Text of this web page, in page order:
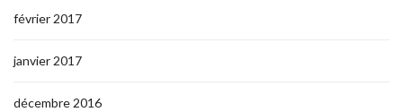
février 2017
janvier 2017
décembre 2016